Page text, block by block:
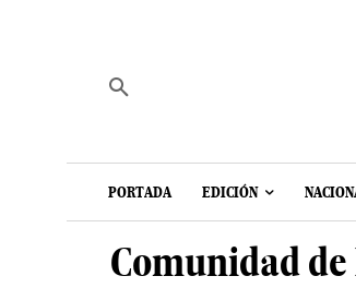
PORTADA EDICIÓN
Comunidad